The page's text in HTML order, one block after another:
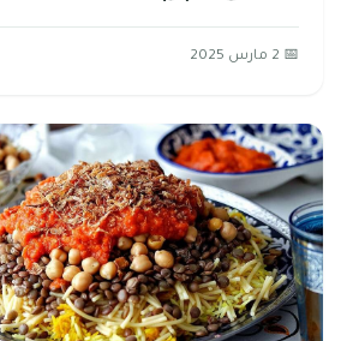
📅 2 مارس 2025